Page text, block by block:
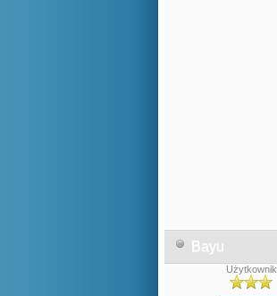
Bayu
Użytkownik